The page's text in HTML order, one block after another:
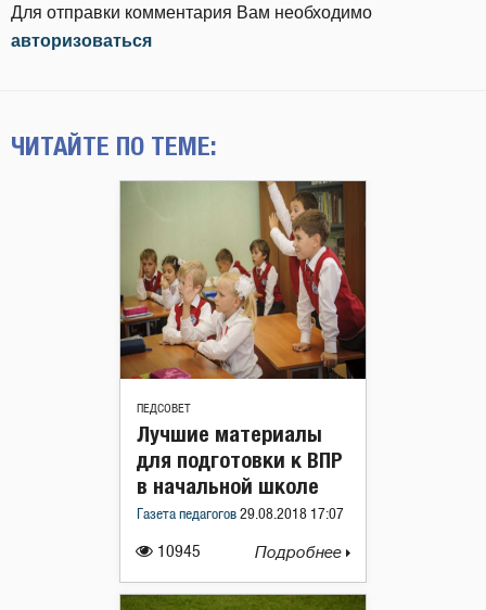
Для отправки комментария Вам необходимо
авторизоваться
ЧИТАЙТЕ ПО ТЕМЕ:
ПЕДСОВЕТ
10945
Лучшие материалы
для подготовки к ВПР
в начальной школе
Газета педагогов 29.08.2018 17:07
Подробнее